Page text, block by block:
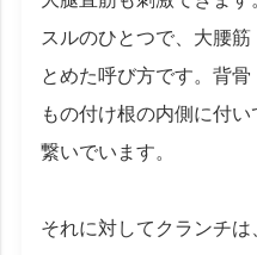
スルのひとつで、大腰
とめた呼び方です。背
もの付け根の内側に付
繋いでいます。
それに対してクランチ